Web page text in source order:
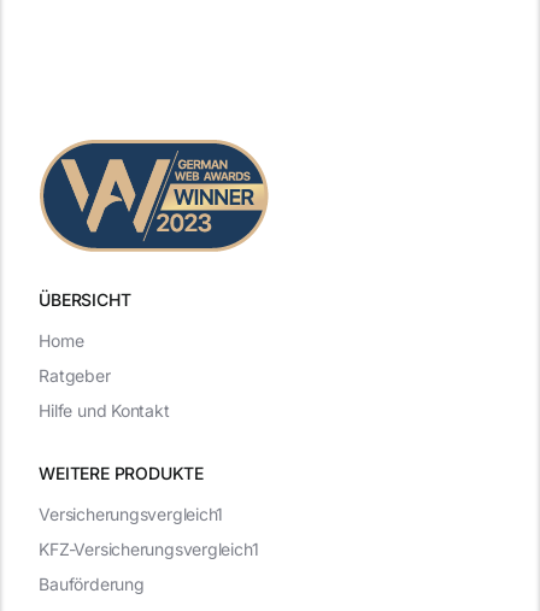
ÜBERSICHT
WEITERE PRODUKTE
Versicherungsvergleich1
KFZ-Versicherungsvergleich1
Bauförderung
Home
Ratgeber
Hilfe und Kontakt